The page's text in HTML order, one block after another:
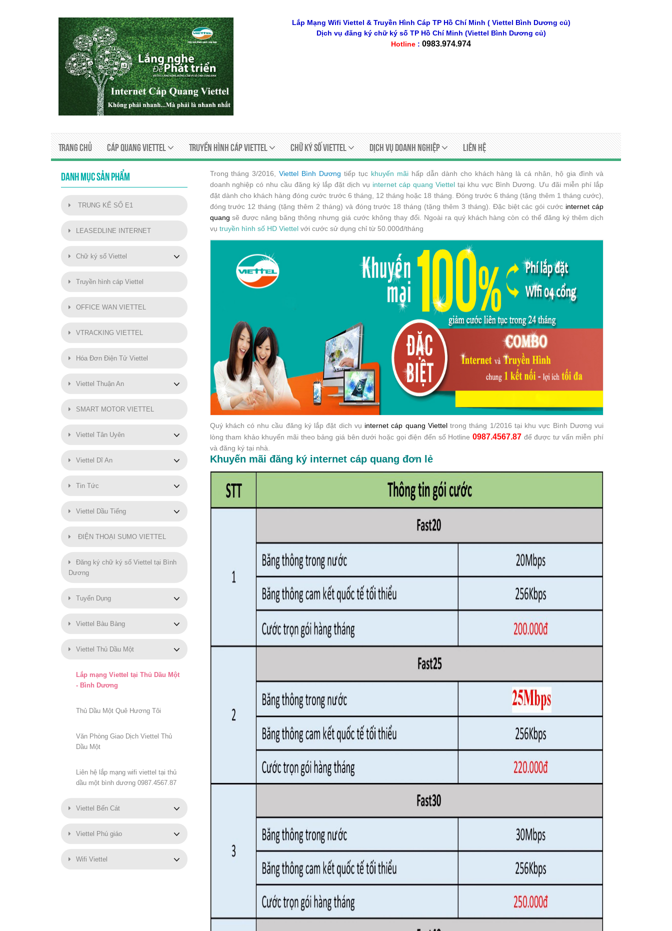
Lắp Mạng Wifi Viettel & Truyền Hình Cáp TP Hồ Chí Minh ( Viettel Bình Dương củ)
Dịch vụ đăng ký chữ ký số TP Hồ Chí Minh (Viettel Bình Dương củ)
Hotline : 0983.974.974
Trang chủ Cáp quang viettel Truyền Hình Cáp Viettel Chữ ký số viettel Dịch Vụ Doanh Nghiệp Liên hệ
DANH MỤC SẢN PHẨM
TRUNG KẾ SỐ E1
LEASEDLINE INTERNET
Chữ ký số Viettel
Truyền hình cáp Viettel
OFFICE WAN VIETTEL
VTRACKING VIETTEL
Hóa Đơn Điện Tử Viettel
Viettel Thuận An
SMART MOTOR VIETTEL
Viettel Tân Uyên
Viettel Dĩ An
Tin Tức
Viettel Dầu Tiếng
ĐIỆN THOẠI SUMO VIETTEL
Đăng ký chữ ký số Viettel tại Bình
Dương
Tuyển Dụng
Viettel Bàu Bàng
Viettel Thủ Dầu Một
Lắp mạng Viettel tại Thủ Dầu Một
- Bình Dương
Thủ Dầu Một Quê Hương Tôi
Văn Phòng Giao Dịch Viettel Thủ
Dầu Một
Liên hệ lắp mạng wifi viettel tại thủ
dầu một bình dương 0987.4567.87
Viettel Bến Cát
Viettel Phú giáo
Wifi Viettel
Trong tháng 3/2016,Viettel Bình Dương tiếp tục khuyến mãihấp dẫn dành cho khách hàng là cá nhân, hộ gia đình và
doanh nghiệp có nhu cầu đăng ký lắp đặt dịch vụ internet cáp quang Viettel tại khu vực Bình Dương. Ưu đãi miễn phí lắp
đặt dành cho khách hàng đóng cước trước 6 tháng, 12 tháng hoặc 18 tháng. Đóng trước 6 tháng (tặng thêm 1 tháng cước),
đóng trước 12 tháng (tặng thêm 2 tháng) và đóng trước 18 tháng (tặng thêm 3 tháng). Đặc biệt các gói cước internet cáp
quang sẽ được nâng băng thông nhưng giá cước không thay đổi. Ngoài ra quý khách hàng còn có thể đăng ký thêm dịch
vụ truyền hình số HD Viettelvới cước sử dụng chỉ từ 50.000đ/tháng
Quý khách có nhu cầu đăng ký lắp đặt dich vụ internet cáp quang Vietteltrong tháng 1/2016 tại khu vực Bình Dương vui
lòng tham khảo khuyến mãi theo bảng giá bên dưới hoặc gọi điện đến số Hotline0987.4567.87 để được tư vấn miễn phí
và đăng ký tại nhà.
Khuyến mãi đăng ký internet cáp quang đơn lẻ